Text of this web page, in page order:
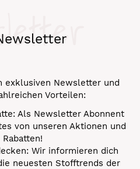
exklusiven Newsletter und
Vorteilen:
Als Newsletter Abonnent
von unseren Aktionen und
Rabatten!
Wir informieren dich
neuesten Stofftrends der